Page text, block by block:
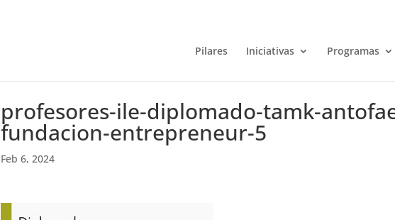
Pilares Iniciativas Programas
profesores-ile-diplomado-tamk-
fundacion-entrepreneur-5
Feb 6, 2024